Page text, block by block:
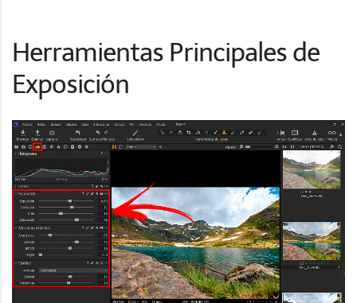
Herramientas Principales de
Exposición